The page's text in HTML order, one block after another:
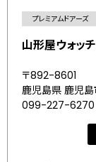
プレミアムドアーズ
山形屋ウォッ
〒892-8601
鹿児島県 鹿児
099-227-6270